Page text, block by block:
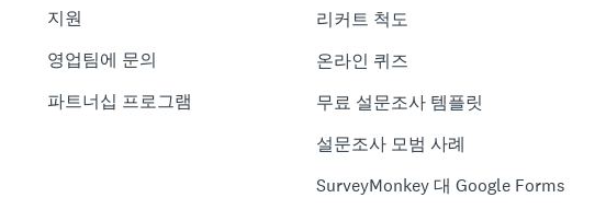
지원
영업팀에 문의
파트너십 프로그램
리커트 척도
온라인 퀴즈
무료 설문조사 템플릿
설문조사 모범 사례
SurveyMonkey 대 Google Forms